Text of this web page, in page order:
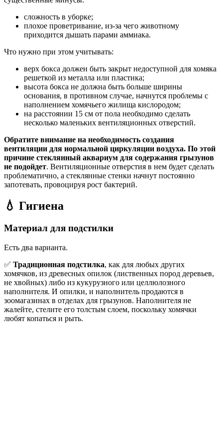
сложность в уборке;
плохое проветривание, из-за чего животному
приходится дышать парами аммиака.
Что нужно при этом учитывать:
верх бокса должен быть закрыт недоступной для хомяка
решеткой из металла или пластика;
высота бокса не должна быть больше ширины
основания, в противном случае, начнутся проблемы с
наполнением хомячьего жилища кислородом;
на расстоянии 15 см от пола необходимо сделать
несколько маленьких вентиляционных отверстий.
Обратите внимание на необходимость создания
вентиляции для нормальной циркуляции воздуха. По этой
причине стеклянный аквариум для содержания грызунов
не подойдет. Вентиляционные отверстия в нем будет сделать
проблематично, а стеклянные стенки начнут постоянно
запотевать, провоцируя рост бактерий.
💧 Гигиена
Материал для подстилки
Есть два варианта.
✅ Традиционная подстилка, как для любых других
хомячков, из древесных опилок (лиственных пород деревьев,
не хвойных) либо из кукурузного или целлюлозного
наполнителя. И опилки, и наполнитель продаются в
зоомагазинах в отделах для грызунов. Наполнителя не
жалейте, стелите его толстым слоем, поскольку хомячки
любят копаться и рыть.